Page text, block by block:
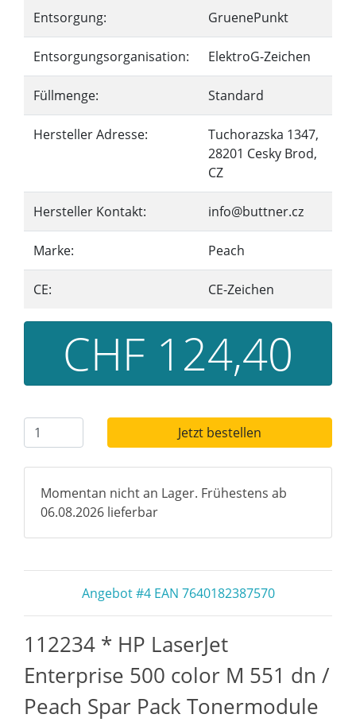
Entsorgung: GruenePunkt
Entsorgungsorganisation: ElektroG-Zeichen
Füllmenge: Standard
Hersteller Adresse:
Tuchorazska 1347,
28201 Cesky Brod,
CZ
Hersteller Kontakt: info@buttner.cz
Marke: Peach
CE: CE-Zeichen
CHF 124,40
Jetzt bestellen
Momentan nicht an Lager. Frühestens ab
06.08.2026 lieferbar
Angebot #4 EAN 7640182387570
112234 * HP LaserJet
Enterprise 500 color M 551 dn /
Peach Spar Pack Tonermodule